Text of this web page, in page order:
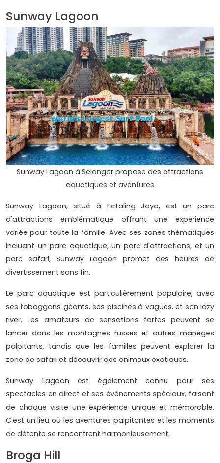
Sunway Lagoon
Sunway Lagoon à Selangor propose des attractions
aquatiques et aventures
Sunway Lagoon, situé à Petaling Jaya, est un parc
d'attractions emblématique offrant une expérience
variée pour toute la famille. Avec ses zones thématiques
incluant un parc aquatique, un parc d'attractions, et un
parc safari, Sunway Lagoon promet des heures de
divertissement sans fin.
Le parc aquatique est particulièrement populaire, avec
ses toboggans géants, ses piscines à vagues, et son lazy
river. Les amateurs de sensations fortes peuvent se
lancer dans les montagnes russes et autres manèges
palpitants, tandis que les familles peuvent explorer la
zone de safari et découvrir des animaux exotiques.
Sunway Lagoon est également connu pour ses
spectacles en direct et ses événements spéciaux, faisant
de chaque visite une expérience unique et mémorable.
C'est un lieu où les aventures palpitantes et les moments
de détente se rencontrent harmonieusement.
Broga Hill